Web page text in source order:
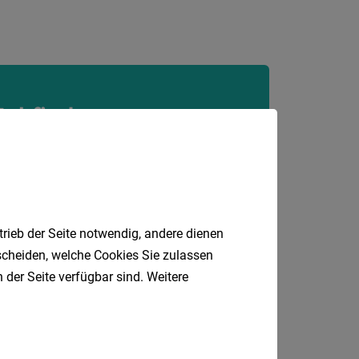
der Seite notwendig, andere dienen
welche Cookies Sie zulassen
Seite verfügbar sind. Weitere